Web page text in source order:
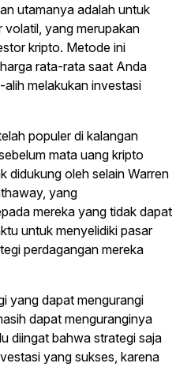
utamanya adalah untuk
volatil, yang merupakan
kripto. Metode ini
rata-rata saat Anda
melakukan investasi
populer di kalangan
mata uang kripto
didukung oleh selain Warren
yang
mereka yang tidak dapat
untuk menyelidiki pasar
perdagangan mereka
yang dapat mengurangi
dapat menguranginya
diingat bahwa strategi saja
yang sukses, karena